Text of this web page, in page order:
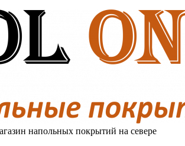
напольных покрытий на севере